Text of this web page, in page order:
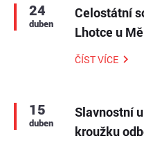
24
duben
Celostátní
Lhotce u
ČÍST VÍCE
15
duben
Slavnostní
kroužku